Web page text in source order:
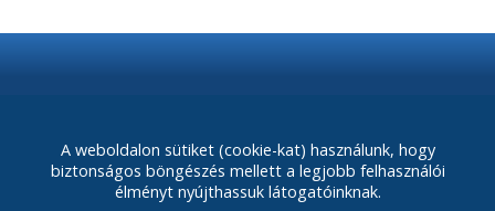
A weboldalon sütiket (cookie-kat) használunk, hogy
biztonságos böngészés mellett a legjobb felhasználói
élményt nyújthassuk látogatóinknak.
Fizetési módok
K&H Bank